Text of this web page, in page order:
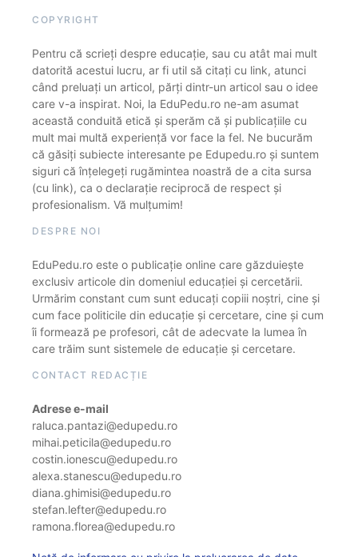
COPYRIGHT
Pentru că scrieți despre educație, sau cu atât mai mult
datorită acestui lucru, ar fi util să citați cu link, atunci
când preluați un articol, părți dintr-un articol sau o idee
care v-a inspirat. Noi, la EduPedu.ro ne-am asumat
această conduită etică și sperăm că și publicațiile cu
mult mai multă experiență vor face la fel. Ne bucurăm
că găsiți subiecte interesante pe Edupedu.ro și suntem
siguri că înțelegeți rugămintea noastră de a cita sursa
(cu link), ca o declarație reciprocă de respect și
profesionalism. Vă mulțumim!
DESPRE NOI
EduPedu.ro este o publicație online care găzduiește
exclusiv articole din domeniul educației și cercetării.
Urmărim constant cum sunt educați copiii noștri, cine și
cum face politicile din educație și cercetare, cine și cum
îi formează pe profesori, cât de adecvate la lumea în
care trăim sunt sistemele de educație și cercetare.
CONTACT REDACȚIE
Adrese e-mail
raluca.pantazi@edupedu.ro
mihai.peticila@edupedu.ro
costin.ionescu@edupedu.ro
alexa.stanescu@edupedu.ro
diana.ghimisi@edupedu.ro
stefan.lefter@edupedu.ro
ramona.florea@edupedu.ro